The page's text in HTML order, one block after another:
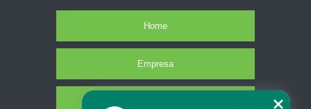
Home
Empresa